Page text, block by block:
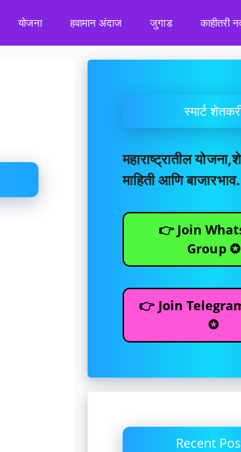
योजना हवामान अंदाज जुगाड काहीतरी
स्मार्ट
महाराष्ट्रातील
माहिती आणि बाजारभाव.
👉 Join
Group ✪
👉 Join
✪
Recent